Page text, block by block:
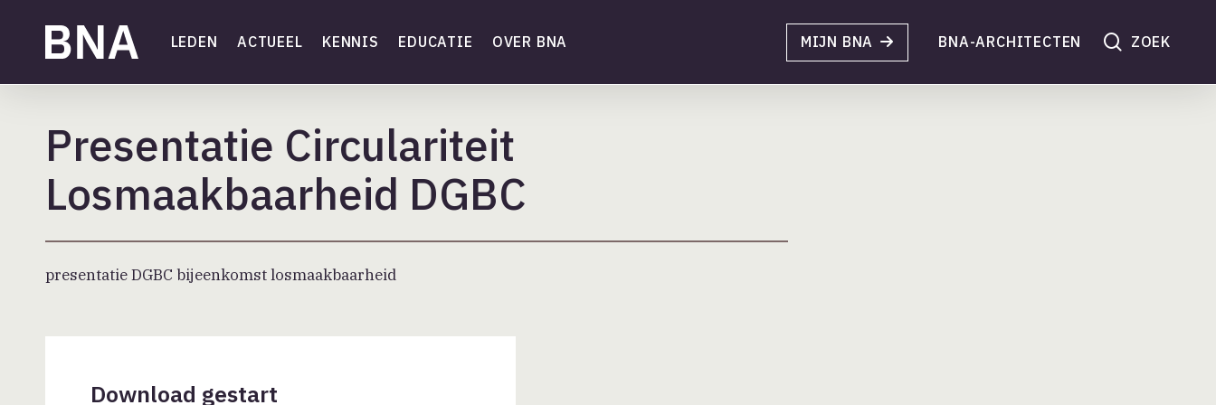
LEDEN ACTUEEL KENNIS EDUCATIE OVER BNA MIJN BNA BNA-ARCHITECTEN search
Presentatie Circulariteit
Losmaakbaarheid DGBC
presentatie DGBC bijeenkomst losmaakbaarheid
Download gestart